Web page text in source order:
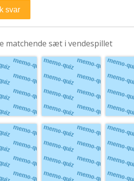
matchende sæt i vendespillet
νομίζω καλῶς
mener sejr